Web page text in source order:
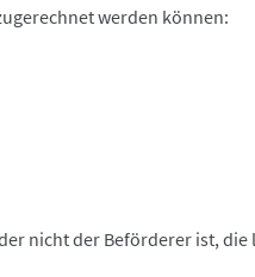
werden können:
nicht der Beförderer ist, die